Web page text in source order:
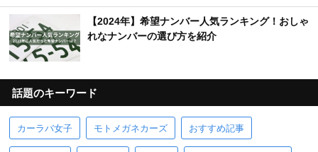
【2024年】希望ナンバー人気ランキング！おしゃ
れなナンバーの選び方を紹介
話題のキーワード
カーラバ女子 モトメガネカーズ おすすめ記事